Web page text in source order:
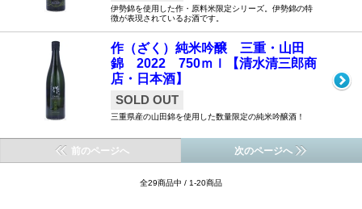
伊勢錦を使用した作・原料米限定シリーズ。伊勢錦の特
徴が表現されているお酒です。
作（ざく）純米吟醸 三重・山田
錦 2022 750ｍｌ【清水清三郎商
店・日本酒】
SOLD OUT
三重県産の山田錦を使用した数量限定の純米吟醸酒！
前のページへ 次のページへ
全29商品中 / 1-20商品